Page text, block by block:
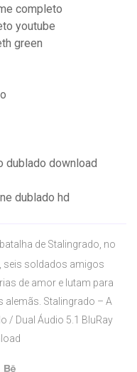
completo
youtube
green
dublado download
dublado hd
de Stalingrado, no
seis soldados amigos
de amor e lutam para
Stalingrado – A
/ Dual Áudio 5.1 BluRay